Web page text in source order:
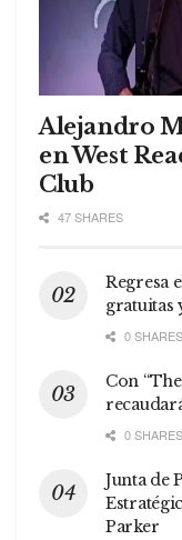
Alejandro
en West
Club
47 SHARES
Regresa
gratuitas
0 SHARES
Con
0 SHARES
Junta de
Parker